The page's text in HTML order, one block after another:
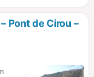
Pont de Cirou –